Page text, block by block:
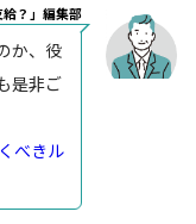
給？」編集部
か、役
是非ご
べきル